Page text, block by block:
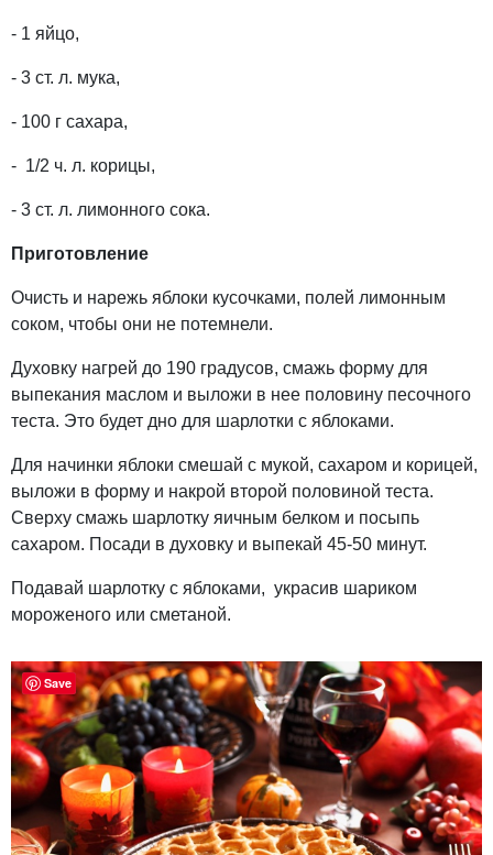
- 1 яйцо,
- 3 ст. л. мука,
- 100 г сахара,
- 1/2 ч. л. корицы,
- 3 ст. л. лимонного сока.
Приготовление
Очисть и нарежь яблоки кусочками, полей лимонным
соком, чтобы они не потемнели.
Духовку нагрей до 190 градусов, смажь форму для
выпекания маслом и выложи в нее половину песочного
теста. Это будет дно для шарлотки с яблоками.
Для начинки яблоки смешай с мукой, сахаром и корицей,
выложи в форму и накрой второй половиной теста.
Сверху смажь шарлотку яичным белком и посыпь
сахаром. Посади в духовку и выпекай 45-50 минут.
Подавай шарлотку с яблоками, украсив шариком
мороженого или сметаной.
Save